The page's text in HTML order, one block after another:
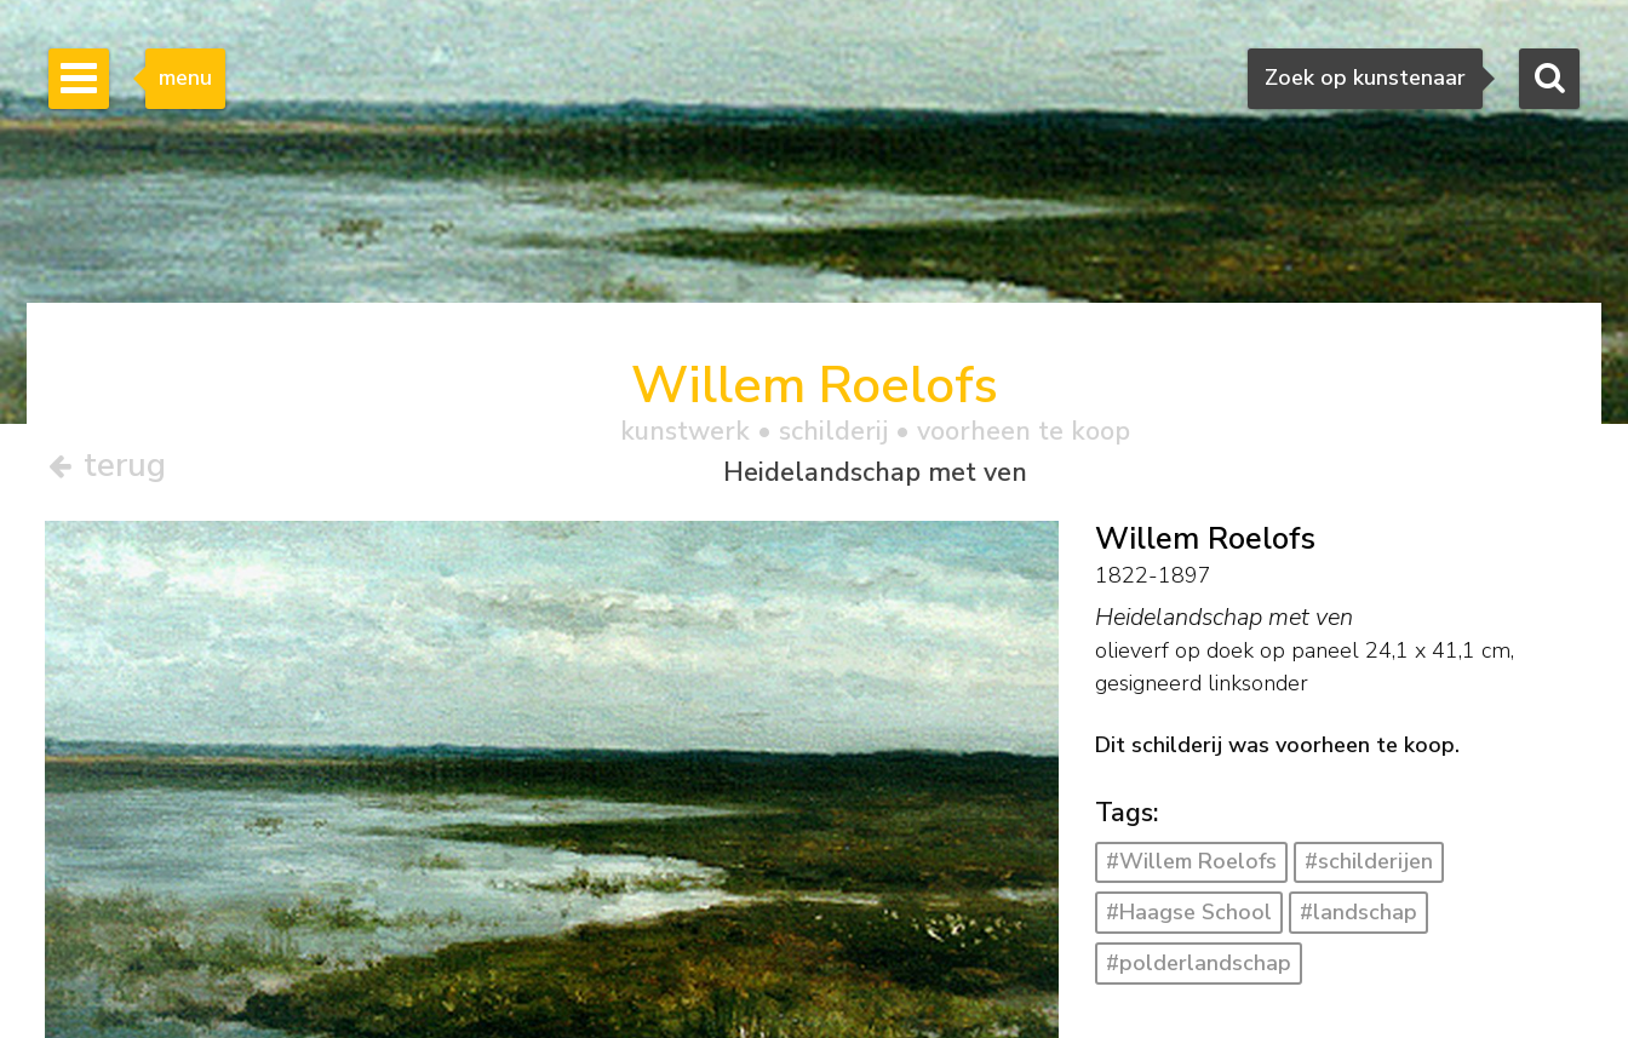
Zoeken
Zoek op kunstenaar
menu
terug
Willem Roelofs
kunstwerk • schilderij • voorheen te koop
Heidelandschap met ven
Willem Roelofs
1822-1897
Heidelandschap met ven
olieverf op doek op paneel 24,1 x 41,1 cm,
gesigneerd linksonder
Dit schilderij was voorheen te koop.
Tags:
#Willem Roelofs
#schilderijen
#Haagse School
#landschap
#polderlandschap